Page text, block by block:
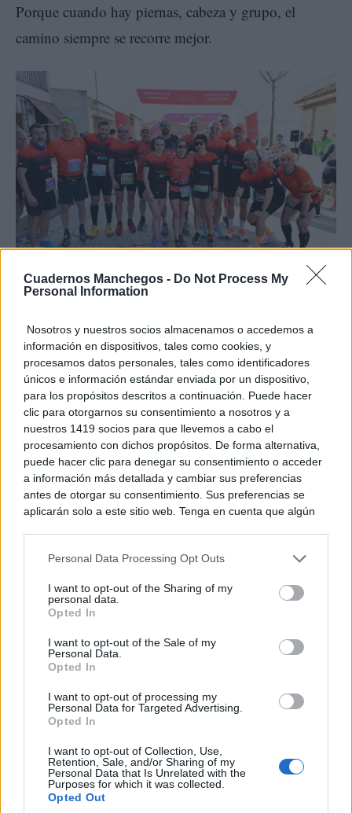
Cuadernos Manchegos - Do Not Process My
Personal Information
Nosotros y nuestros socios almacenamos o accedemos a
información en dispositivos, tales como cookies, y
procesamos datos personales, tales como identificadores
únicos e información estándar enviada por un dispositivo,
para los propósitos descritos a continuación. Puede hacer
clic para otorgarnos su consentimiento a nosotros y a
nuestros 1419 socios para que llevemos a cabo el
procesamiento con dichos propósitos. De forma alternativa,
puede hacer clic para denegar su consentimiento o acceder
a información más detallada y cambiar sus preferencias
antes de otorgar su consentimiento. Sus preferencias se
aplicarán solo a este sitio web. Tenga en cuenta que algún
rechazar tal procesamiento. Puede cambiar sus preferencias
a este sitio y haciendo clic en el botón "Privacidad" en la
parte inferior de la página web.
Please note that this website/app uses one or more Google
services and may gather and store information including but
not limited to your visit or usage behaviour. You may click to
use your data for below specified purposes in below Google
consent section.
Personal Data Processing Opt Outs
I want to opt-out of the Sharing of my
personal data.
Opted In
I want to opt-out of the Sale of my
Personal Data.
Opted In
I want to opt-out of processing my
Personal Data for Targeted Advertising.
Opted In
I want to opt-out of Collection, Use,
Retention, Sale, and/or Sharing of my
Personal Data that Is Unrelated with the
Purposes for which it was collected.
Opted Out
Porque cuando hay piernas, cabeza y grupo, el
camino siempre se recorre mejor.